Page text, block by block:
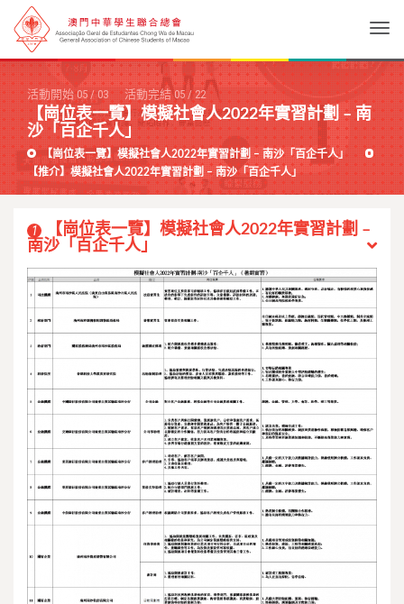
活動開始 05/03 活動完結 05/22
【崗位表一覽】模擬社會人2022年實習計劃 – 南
沙「百企千人」
【崗位表一覽】模擬社會人2022年實習計劃 – 南沙「百企千人」
【推介】模擬社會人2022年實習計劃 – 南沙「百企千人」
1
【崗位表一覽】模擬社會人2022年實習計劃 –
南沙「百企千人」